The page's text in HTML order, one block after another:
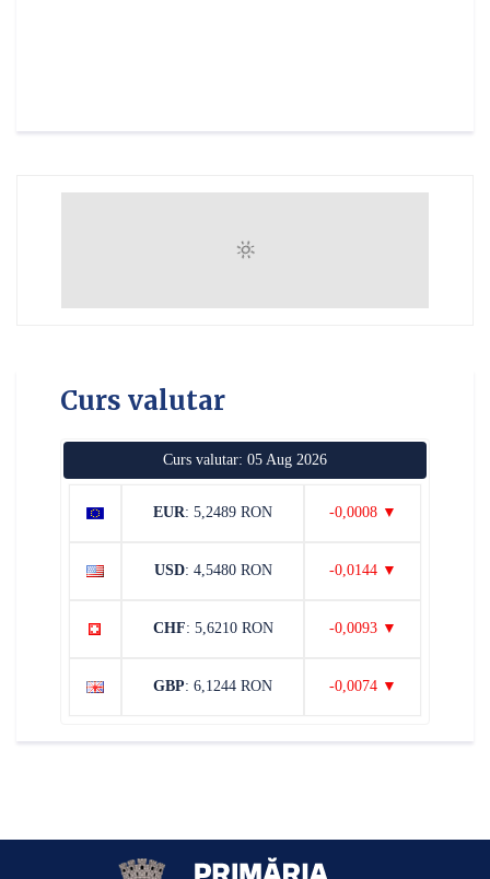
Curs valutar
Curs valutar: 05 Aug 2026
EUR: 5,2489 RON -0,0008 ▼
USD: 4,5480 RON -0,0144 ▼
CHF: 5,6210 RON -0,0093 ▼
GBP: 6,1244 RON -0,0074 ▼